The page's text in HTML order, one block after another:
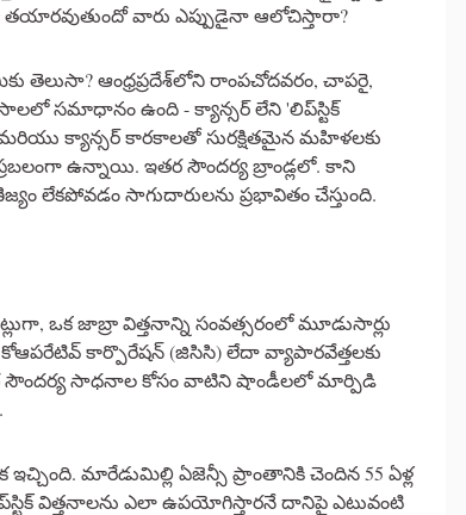
తయారవుతుందో వారు ఎప్పుడైనా ఆలోచిస్తారా?
తెలుసా? ఆంధ్రప్రదేశ్‌లోని రాంపచోదవరం, చాపరై,
సమాధానం ఉంది - క్యాన్సర్ లేని 'లిప్‌స్టిక్
క్యాన్సర్ కారకాలతో సురక్షితమైన మహిళలకు
ఉన్నాయి. ఇతర సౌందర్య బ్రాండ్లలో. కాని
లేకపోవడం సాగుదారులను ప్రభావితం చేస్తుంది.
ఒక జాబ్రా విత్తనాన్ని సంవత్సరంలో మూడుసార్లు
కార్పొరేషన్ (జిసిసి) లేదా వ్యాపారవేత్తలకు
సౌందర్య సాధనాల కోసం వాటిని షాండీలలో మార్పిడి
మారేడుమిల్లి ఏజెన్సీ ప్రాంతానికి చెందిన 55 ఏళ్ల
విత్తనాలను ఎలా ఉపయోగిస్తారనే దానిపై ఎటువంటి